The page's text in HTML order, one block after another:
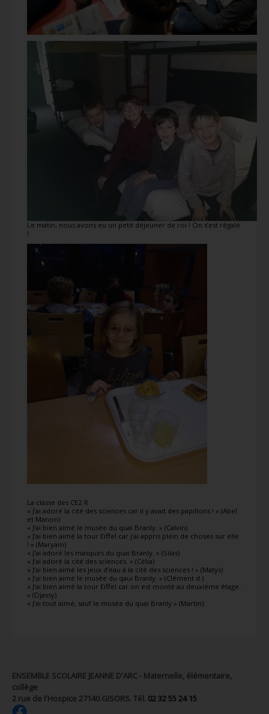
Le matin, nous avons eu un petit déjeuner de roi ! On s’est régalé
!
La classe des CE2 R
« J’ai adoré la cité des sciences car il y avait des papillons ! » (Abel
et Manon)
« J’ai bien aimé le musée du quai Branly. » (Calvin)
« J’ai bien aimé la tour Eiffel car j’ai appris plein de choses sur elle
! » (Maryam)
« J’ai adoré les masques du quai Branly. » (Silas)
« J’ai adoré la cité des sciences. » (Célia)
« J’ai bien aimé les jeux d’eau à la cité des sciences ! » (Matys)
« J’ai bien aimé le musée du qaui Branly. » (Clément d.)
« J’ai bien aimé la tour Eiffel car on est monté au deuxième étage.
» (Djassy)
« J’ai tout aimé, sauf le musée du quai Branly » (Martin).
ENSEMBLE SCOLAIRE JEANNE D'ARC - Maternelle, élémentaire,
collège
2 rue de l'Hospice 27140 GISORS. Tél. 02 32 55 24 15